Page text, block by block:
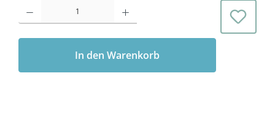
Produkt Anzahl: Gib den gewünschten Wert ein oder benutze die
In den Warenkorb